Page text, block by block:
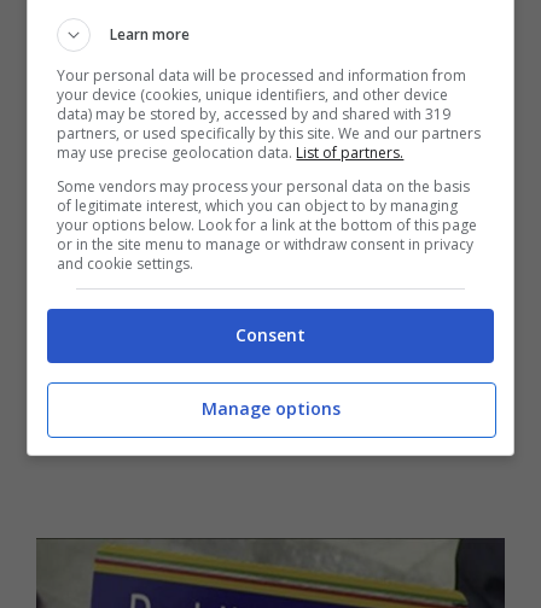
definitivamente il sussidio. Chiaramente la
misura verrebbe compensata da politiche di
sostegno volte a creare lavoro ed una
occupazione stabile dando sgravi fiscali a chi
Learn more
Your personal data will be processed and information from
your device (cookies, unique identifiers, and other device
data) may be stored by, accessed by and shared with 319
partners, or used specifically by this site. We and our partners
may use precise geolocation data. List of partners.
Some vendors may process your personal data on the basis
of legitimate interest, which you can object to by managing
your options below. Look for a link at the bottom of this page
or in the site menu to manage or withdraw consent in privacy
and cookie settings.
Consent
Manage options